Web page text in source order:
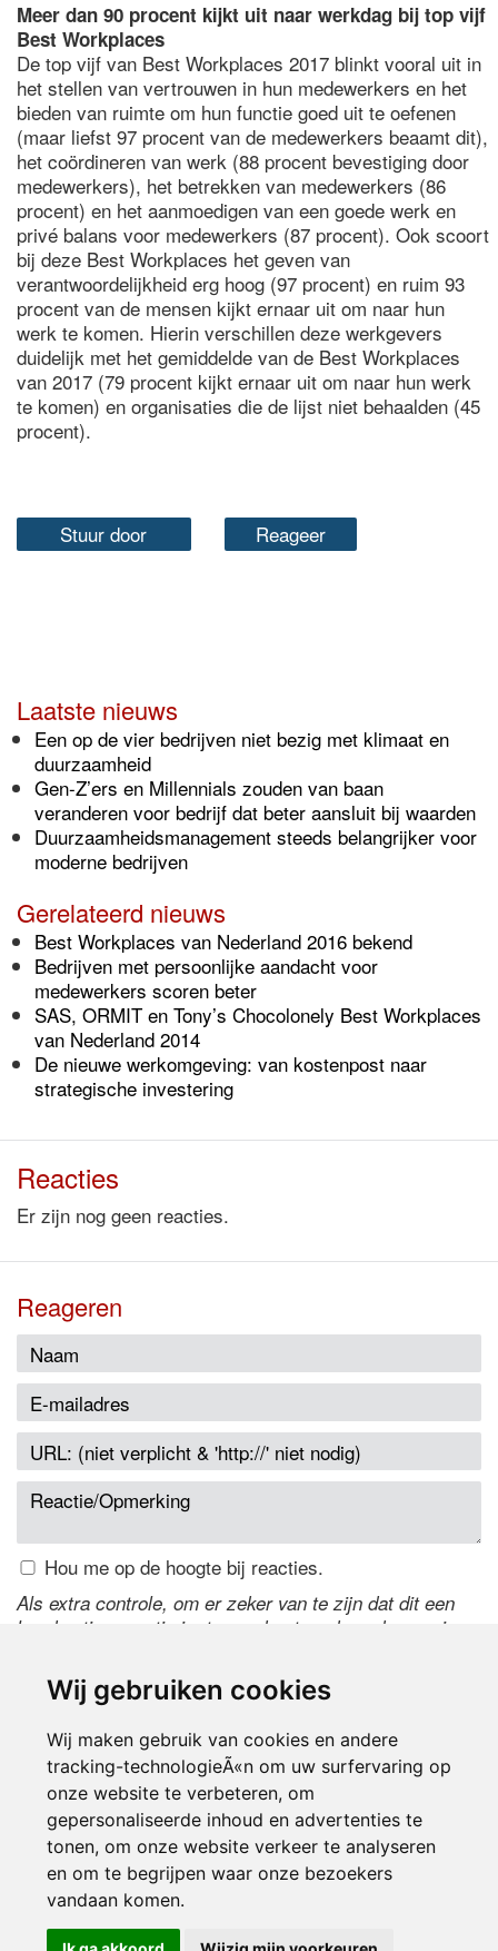
Wij gebruiken cookies
Wij maken gebruik van cookies en andere
tracking-technologieÃ«n om uw surfervaring op
onze website te verbeteren, om
gepersonaliseerde inhoud en advertenties te
tonen, om onze website verkeer te analyseren
en om te begrijpen waar onze bezoekers
vandaan komen.
Meer dan 90 procent kijkt uit naar werkdag bij top vijf
Best Workplaces
De top vijf van Best Workplaces 2017 blinkt vooral uit in
het stellen van vertrouwen in hun medewerkers en het
bieden van ruimte om hun functie goed uit te oefenen
(maar liefst 97 procent van de medewerkers beaamt dit),
het coördineren van werk (88 procent bevestiging door
medewerkers), het betrekken van medewerkers (86
procent) en het aanmoedigen van een goede werk en
privé balans voor medewerkers (87 procent). Ook scoort
bij deze Best Workplaces het geven van
verantwoordelijkheid erg hoog (97 procent) en ruim 93
procent van de mensen kijkt ernaar uit om naar hun
werk te komen. Hierin verschillen deze werkgevers
duidelijk met het gemiddelde van de Best Workplaces
van 2017 (79 procent kijkt ernaar uit om naar hun werk
te komen) en organisaties die de lijst niet behaalden (45
procent).
Stuur door Reageer
Laatste nieuws
Een op de vier bedrijven niet bezig met klimaat en
duurzaamheid
Gen-Z’ers en Millennials zouden van baan
veranderen voor bedrijf dat beter aansluit bij waarden
Duurzaamheidsmanagement steeds belangrijker voor
moderne bedrijven
Gerelateerd nieuws
Best Workplaces van Nederland 2016 bekend
Bedrijven met persoonlijke aandacht voor
medewerkers scoren beter
SAS, ORMIT en Tony’s Chocolonely Best Workplaces
van Nederland 2014
De nieuwe werkomgeving: van kostenpost naar
strategische investering
Reacties
Er zijn nog geen reacties.
Reageren
Hou me op de hoogte bij reacties.
Als extra controle, om er zeker van te zijn dat dit een
handmatige reactie is, typ onderstaande code over in
de code te wijzigen.